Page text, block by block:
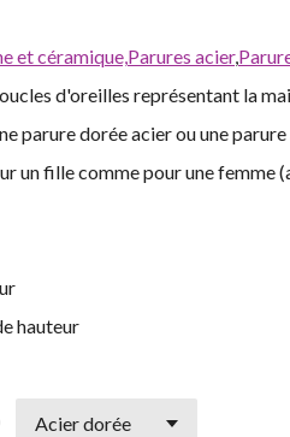
et céramique,Parures acier,
d'oreilles représentant la
parure dorée acier ou une
un fille comme pour une femme
hauteur